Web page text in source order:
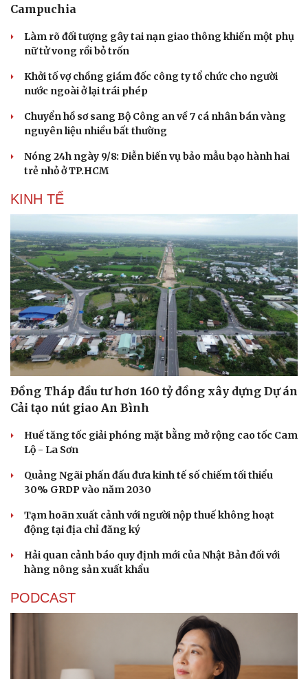
Tư vấn
Săn Tour
Câu chuyện thời sự
Cửa sổ tình yêu
Kể chuyện cho bé
Campuchia
Làm rõ đối tượng gây tai nạn giao thông khiến một phụ
nữ tử vong rồi bỏ trốn
Khởi tố vợ chồng giám đốc công ty tổ chức cho người
nước ngoài ở lại trái phép
Chuyển hồ sơ sang Bộ Công an về 7 cá nhân bán vàng
nguyên liệu nhiều bất thường
Nóng 24h ngày 9/8: Diễn biến vụ bảo mẫu bạo hành hai
trẻ nhỏ ở TP.HCM
KINH TẾ
Đồng Tháp đầu tư hơn 160 tỷ đồng xây dựng Dự án
Cải tạo nút giao An Bình
Huế tăng tốc giải phóng mặt bằng mở rộng cao tốc Cam
Lộ - La Sơn
Quảng Ngãi phấn đấu đưa kinh tế số chiếm tối thiểu
30% GRDP vào năm 2030
Tạm hoãn xuất cảnh với người nộp thuế không hoạt
động tại địa chỉ đăng ký
Hải quan cảnh báo quy định mới của Nhật Bản đối với
hàng nông sản xuất khẩu
PODCAST